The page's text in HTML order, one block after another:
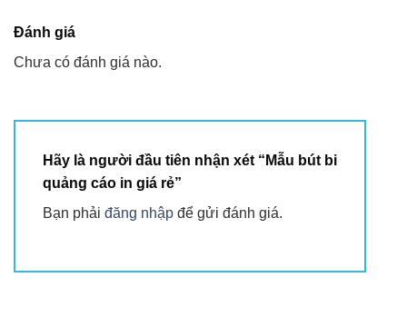
Đánh giá
Chưa có đánh giá nào.
Hãy là người đầu tiên nhận xét “Mẫu bút bi
quảng cáo in giá rẻ”
Bạn phải đăng nhập để gửi đánh giá.